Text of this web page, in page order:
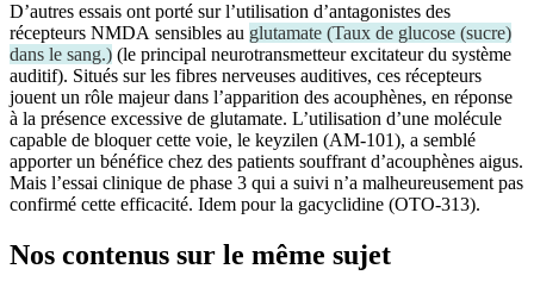
D’autres essais ont porté sur l’utilisation d’antagonistes des
récepteurs NMDA sensibles au glutamate (Taux de glucose (sucre)
dans le sang.) (le principal neurotransmetteur excitateur du système
auditif). Situés sur les fibres nerveuses auditives, ces récepteurs
jouent un rôle majeur dans l’apparition des acouphènes, en réponse
à la présence excessive de glutamate. L’utilisation d’une molécule
capable de bloquer cette voie, le keyzilen (AM-101), a semblé
apporter un bénéfice chez des patients souffrant d’acouphènes aigus.
Mais l’essai clinique de phase 3 qui a suivi n’a malheureusement pas
confirmé cette efficacité. Idem pour la gacyclidine (OTO-313).
Nos contenus sur le même sujet